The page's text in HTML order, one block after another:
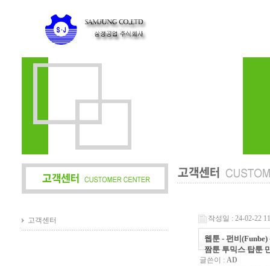
고객센터 작성일 : 24-02-22
웹툰 - 펀비
짬툰 투믹스 탑툰
글쓴이 :AD